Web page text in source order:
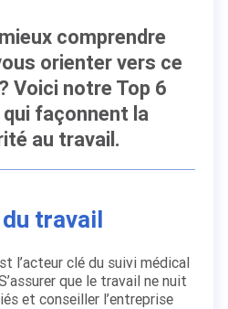
comprendre
orienter vers ce
Voici notre Top 6
façonnent la
au travail.
travail
l’acteur clé du suivi médical
que le travail ne nuit
et conseiller l’entreprise